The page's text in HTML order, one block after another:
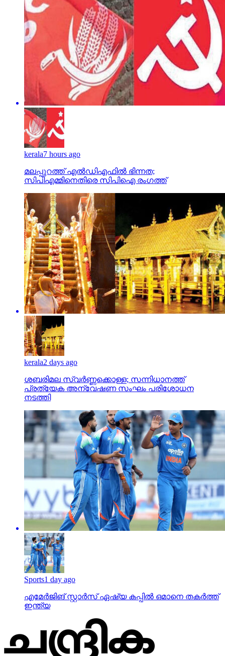
kerala7 hours ago
മലപ്പുറത്ത് എല്‍ഡിഎഫില്‍ ഭിന്നത;
സിപിഎമ്മിനെതിരെ സിപിഐ രംഗത്ത്
kerala2 days ago
ശബരിമല സ്വര്‍ണ്ണക്കൊള്ള; സന്നിധാനത്ത്
പ്രത്യേക അന്വേഷണ സംഘം പരിശോധന
നടത്തി
Sports1 day ago
എമേര്‍ജിങ് സ്റ്റാര്‍സ് ഏഷ്യ കപ്പില്‍ ഒമാനെ തകര്‍ത്ത്
ഇന്ത്യ